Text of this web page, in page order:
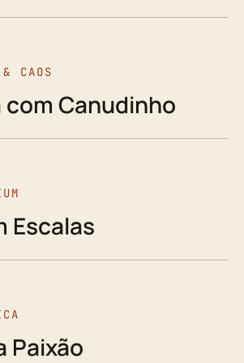
& CAOS
Canudinho
Escalas
Paixão